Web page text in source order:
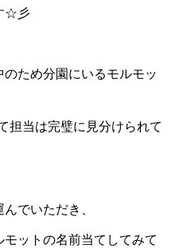
☆彡
ため分園にいるモルモッ
担当は完璧に見分けられて
でいただき、
ットの名前当てしてみて